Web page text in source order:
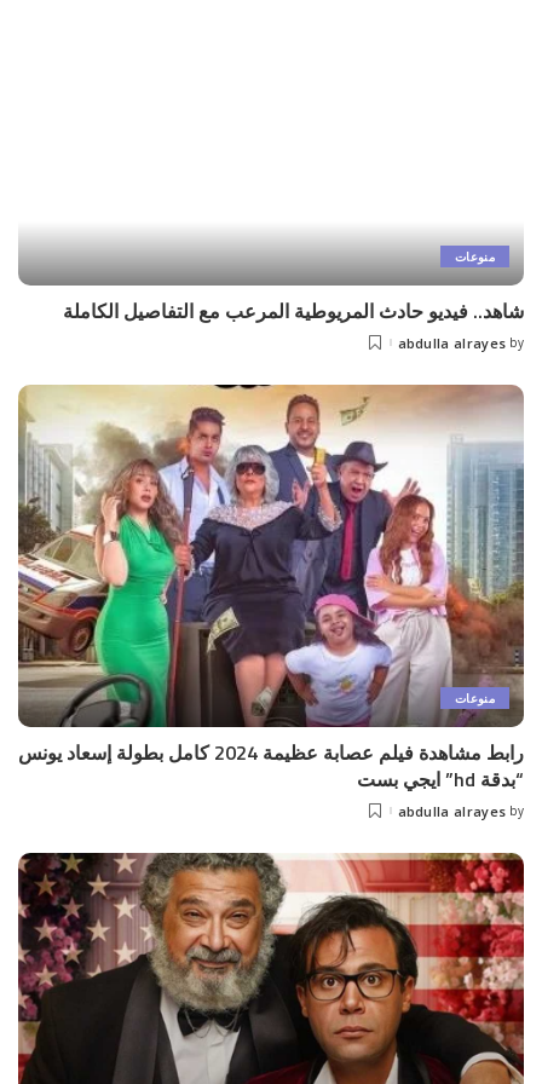
منوعات
شاهد.. فيديو حادث المريوطية المرعب مع التفاصيل الكاملة
Posted
by
abdulla alrayes
منوعات
رابط مشاهدة فيلم عصابة عظيمة 2024 كامل بطولة إسعاد يونس
“بدقة hd” ايجي بست
Posted
by
abdulla alrayes